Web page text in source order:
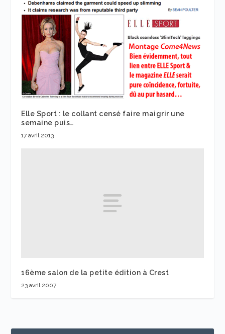
Elle Sport : le collant censé faire maigrir une
semaine puis…
17 avril 2013
16ème salon de la petite édition à Crest
23 avril 2007